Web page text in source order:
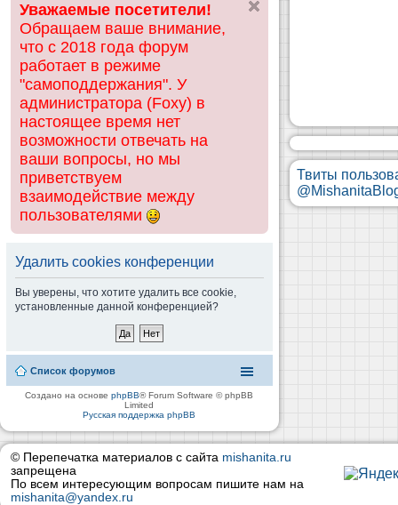
ск
Уважаемые посетители!
Обращаем ваше внимание,
что с 2018 года форум
работает в режиме
"самоподдержания". У
администратора (Foxy) в
настоящее время нет
возможности отвечать на
ваши вопросы, но мы
приветствуем
взаимодействие между
пользователями
Удалить cookies конференции
Вы уверены, что хотите удалить все cookie,
установленные данной конференцией?
Список форумов
Создано на основеphpBB® Forum Software © phpBB
Limited
Русская поддержка phpBB
Твиты
© Перепечатка материалов с сайта mishanita.ru
запрещена
По всем интересующим вопросам пишите нам на
mishanita@yandex.ru